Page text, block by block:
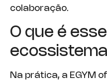
colaboração.
O que é
Na prática, a EGYM